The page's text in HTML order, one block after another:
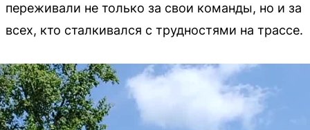
переживали не только за свои команды, но и за
всех, кто сталкивался с трудностями на трассе.